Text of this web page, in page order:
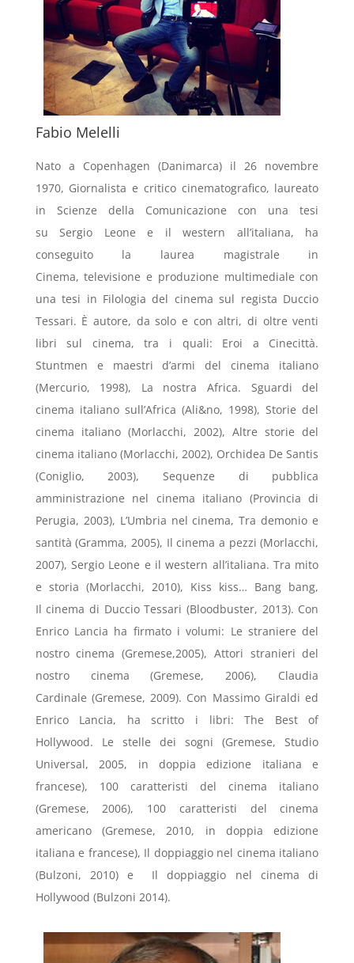
Fabio Melelli
Nato a Copenhagen (Danimarca) il 26 novembre
1970, Giornalista e critico cinematografico, laureato
in Scienze della Comunicazione con una tesi
su Sergio Leone e il western all’italiana, ha
conseguito la laurea magistrale in
Cinema, televisione e produzione multimediale con
una tesi in Filologia del cinema sul regista Duccio
Tessari. È autore, da solo e con altri, di oltre venti
libri sul cinema, tra i quali: Eroi a Cinecittà.
Stuntmen e maestri d’armi del cinema italiano
(Mercurio, 1998), La nostra Africa. Sguardi del
cinema italiano sull’Africa (Ali&no, 1998), Storie del
cinema italiano (Morlacchi, 2002), Altre storie del
cinema italiano (Morlacchi, 2002), Orchidea De Santis
(Coniglio, 2003), Sequenze di pubblica
amministrazione nel cinema italiano (Provincia di
Perugia, 2003), L’Umbria nel cinema, Tra demonio e
santità (Gramma, 2005), Il cinema a pezzi (Morlacchi,
2007), Sergio Leone e il western all’italiana. Tra mito
e storia (Morlacchi, 2010), Kiss kiss… Bang bang,
Il cinema di Duccio Tessari (Bloodbuster, 2013). Con
Enrico Lancia ha firmato i volumi: Le straniere del
nostro cinema (Gremese,2005), Attori stranieri del
nostro cinema (Gremese, 2006), Claudia
Cardinale (Gremese, 2009). Con Massimo Giraldi ed
Enrico Lancia, ha scritto i libri: The Best of
Hollywood. Le stelle dei sogni (Gremese, Studio
Universal, 2005, in doppia edizione italiana e
francese), 100 caratteristi del cinema italiano
(Gremese, 2006), 100 caratteristi del cinema
americano (Gremese, 2010, in doppia edizione
italiana e francese), Il doppiaggio nel cinema italiano
(Bulzoni, 2010) e Il doppiaggio nel cinema di
Hollywood (Bulzoni 2014).